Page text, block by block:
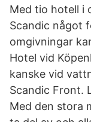
Med tio hotell i
Scandic något
omgivningar
Hotel vid
kanske vid
Scandic Front.
Med den stora